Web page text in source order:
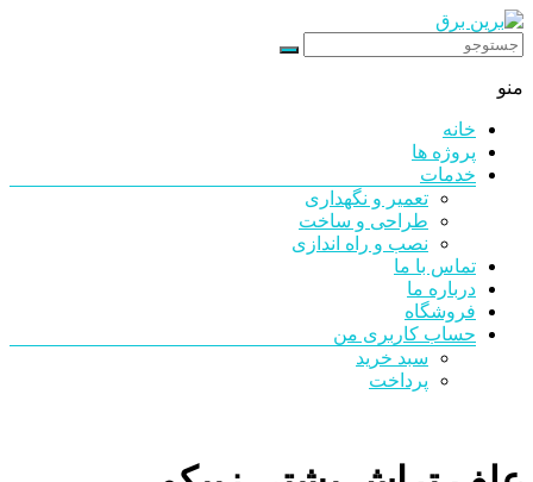
رد
شدن
محتوا
برین
برق
شرکت
فنی
مهندسی
منو
خانه
پروژه ها
خدمات
تعمیر و نگهداری
طراحی و ساخت
نصب و راه اندازی
تماس با ما
درباره ما
فروشگاه
حساب کاربری من
سبد خرید
پرداخت